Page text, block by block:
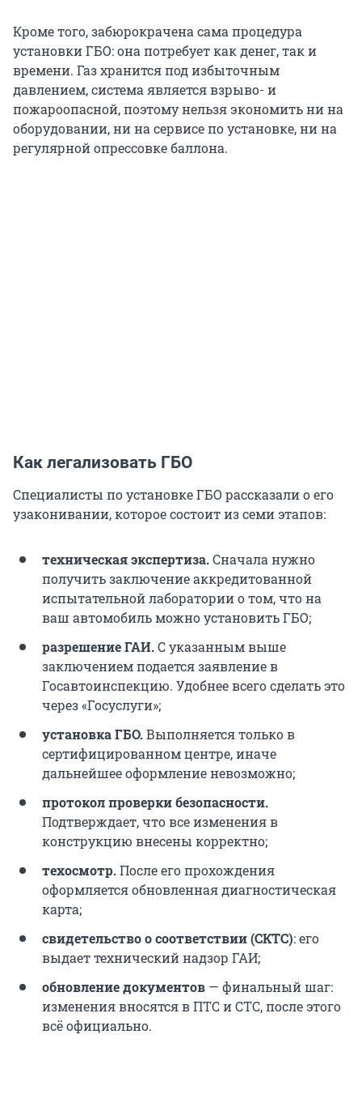
Кроме того, забюрокрачена сама процедура
установки ГБО: она потребует как денег, так и
времени. Газ хранится под избыточным
давлением, система является взрыво- и
пожароопасной, поэтому нельзя экономить ни на
оборудовании, ни на сервисе по установке, ни на
регулярной опрессовке баллона.
Как легализовать ГБО
Специалисты по установке ГБО рассказали о его
узаконивании, которое состоит из семи этапов:
техническая экспертиза.Сначала нужно
получить заключение аккредитованной
испытательной лаборатории о том, что на
ваш автомобиль можно установить ГБО;
разрешение ГАИ.С указанным выше
заключением подается заявление в
Госавтоинспекцию. Удобнее всего сделать это
через «Госуслуги»;
установка ГБО.Выполняется только в
сертифицированном центре, иначе
дальнейшее оформление невозможно;
протокол проверки безопасности.
Подтверждает, что все изменения в
конструкцию внесены корректно;
техосмотр.После его прохождения
оформляется обновленная диагностическая
карта;
свидетельство о соответствии (СКТС): его
выдает технический надзор ГАИ;
обновление документов — финальный шаг:
изменения вносятся в ПТС и СТС, после этого
всё официально.